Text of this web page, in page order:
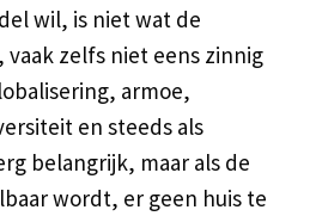
wil, is niet wat de
vaak zelfs niet eens zinnig
armoe,
en steeds als
belangrijk, maar als de
wordt, er geen huis te